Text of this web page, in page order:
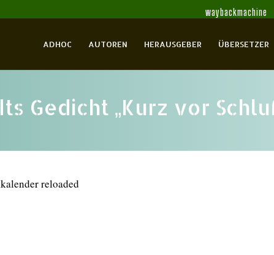
waybackmachine
ADHOC AUTOREN HERAUSGEBER ÜBERSETZER
Gedicht „Kurz vor